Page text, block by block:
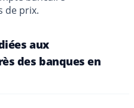
de prix.
aux
des banques en